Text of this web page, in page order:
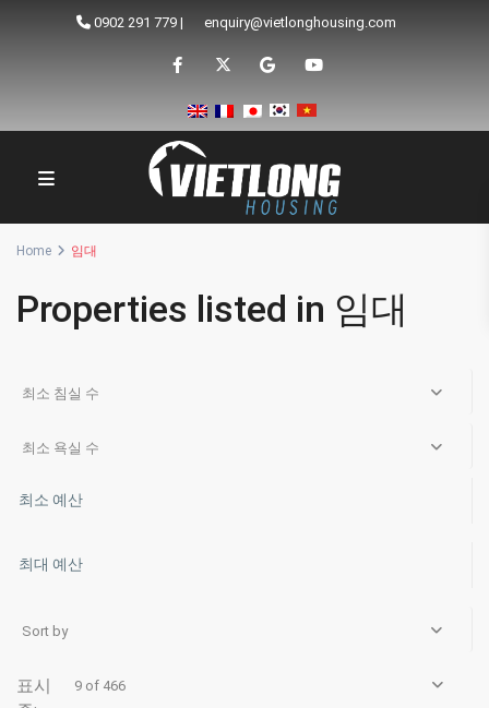
0902 291 779 | enquiry@vietlonghousing.com
Home 임대
Properties listed in 임대
최소 침실 수
최소 욕실 수
Sort by
9 of 466
Ciputra